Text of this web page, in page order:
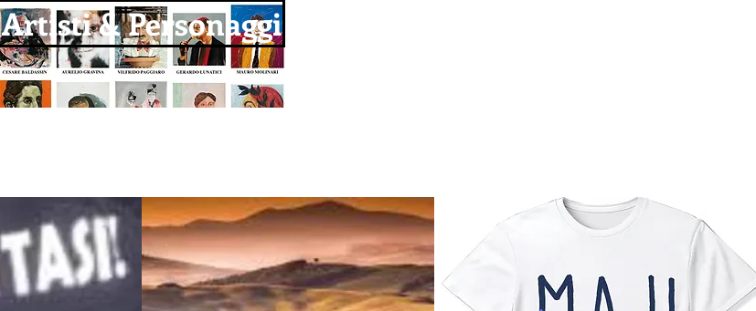
Artisti & Personaggi